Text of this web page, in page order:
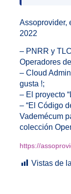
Assoprovider,
2022
– PNRR y
Operadores
– Cloud
gusta !;
– El proyecto
– “El Código
Vademécum
colección
https://
Vistas de